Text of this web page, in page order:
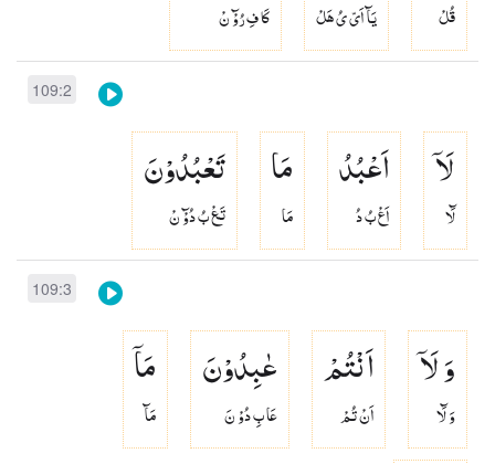
قُلْ يَآ اَىّ ىُ هَلْ كَا فِ رُوْٓ نْ
109:2
لَاۤ
لَٓا
اَعْبُدُ
اَعْ بُ دُ
مَا
مَا
تَعْبُدُوْنَ
تَعْ بُ دُوْٓ نْ
109:3
وَ لَاۤ
وَ لَٓا
اَنْتُمْ
اَنْ تُمْ
عٰبِدُوْنَ
عَا بِ دُوْ نَ
مَاۤ
مَآ